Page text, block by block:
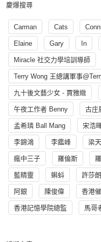
慶爆搜尋
Carman Cats
Elaine Gary In
Miracle 社交力學培訓導師
Terry Wong 王總講軍事
九十後文藝少女 - 賈雅緻
午夜工作者 Benny 古庄
孟希璘 Ball Mang 宋浩
李錦鴻 李鑑峰 梁
瘋中三子 羅倫斯
藍精靈 蝌蚪 許莎朗
阿銀 陳俊偉 香港
香港記憶學院總監 馬哥